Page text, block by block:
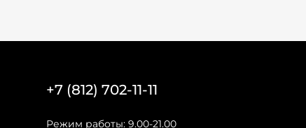
+7 (812) 702-11-11
Режим работы: 9.00-21.00